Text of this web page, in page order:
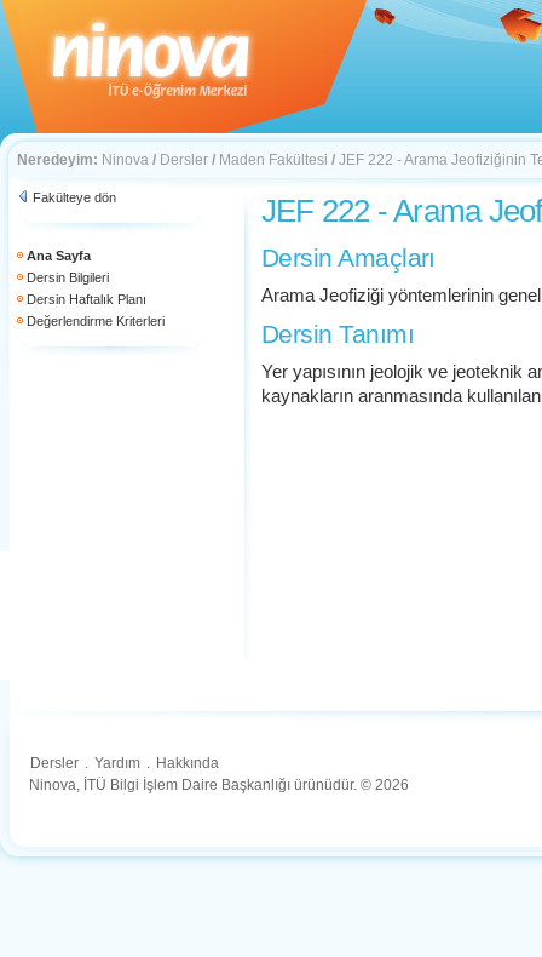
Neredeyim: Ninova / Dersler / Maden Fakültesi / JEF 222 - Arama Jeofiziğinin
Fakülteye dön
Ana Sayfa
Dersin Bilgileri
Dersin Haftalık Planı
Değerlendirme Kriterleri
JEF 222 - Arama
Dersin Amaçları
Arama Jeofiziği yöntemlerinin
Dersin Tanımı
Yer yapısının jeolojik ve jeoteknik
kaynakların aranmasında
Dersler . Yardım . Hakkında
Ninova, İTÜ Bilgi İşlem Daire Başkanlığı ürünüdür. © 2026